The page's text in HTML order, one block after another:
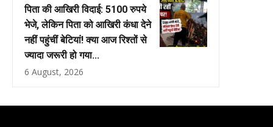
पिता की आखिरी विदाई: 5100 रुपये
भेजे, लेकिन पिता को आखिरी कंधा देने
नहीं पहुंचीं बेटियां! क्या आज रिश्तों से
ज्यादा जरूरी हो गया...
6 August, 2026